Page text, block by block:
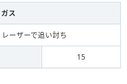
ス
ーザーで追い討ち
15